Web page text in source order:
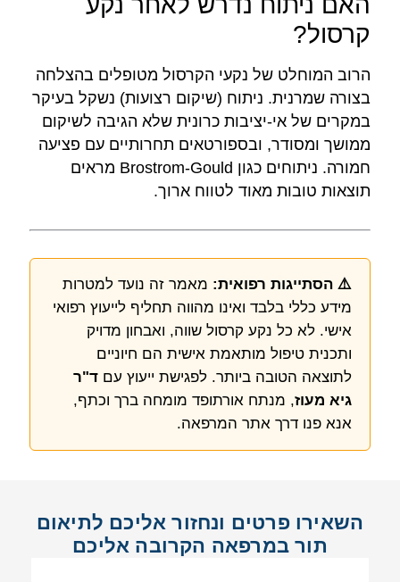
השאירו פרטים ונחזור אליכם לתיאום
תור במרפאה הקרובה אליכם
קרסול?
הרוב המוחלט של נקעי הקרסול מטופלים בהצלחה
בצורה שמרנית. ניתוח (שיקום רצועות) נשקל בעיקר
במקרים של אי-יציבות כרונית שלא הגיבה לשיקום
ממושך ומסודר, ובספורטאים תחרותיים עם פציעה
חמורה. ניתוחים כגון Brostrom-Gould מראים
תוצאות טובות מאוד לטווח ארוך.
⚠️ הסתייגות רפואית: מאמר זה נועד למטרות
מידע כללי בלבד ואינו מהווה תחליף לייעוץ רפואי
אישי. לא כל נקע קרסול שווה, ואבחון מדויק
ותכנית טיפול מותאמת אישית הם חיוניים
לתוצאה הטובה ביותר. לפגישת ייעוץ עם ד"ר
גיא מעוז, מנתח אורתופד מומחה ברך וכתף,
אנא פנו דרך אתר המרפאה.